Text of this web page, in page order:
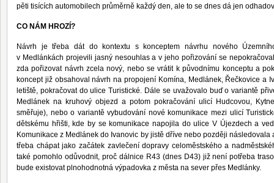
pěti tisících automobilech průměrně každý den, ale to se dnes dá jen
CO NÁM HROZÍ?
Návrh je třeba dát do kontextu s konceptem návrhu nového
v Medlánkách projevili jasný nesouhlas a v jeho pořizování se
zda pořizovat návrh zcela nový, nebo se vrátit k původnímu konceptu a
koncept již obsahoval návrh na propojení Komína, Medlánek, Řečkovice a
letiště, pokračovat do ulice Turistické. Dále se uvažovalo buď o variantě
Medlánek na kruhový objezd a potom pokračování ulicí Hudcovou,
směřuje), nebo o variantě vybudování nové komunikace mezi ulicí
dětskému hřišti, kde by se komunikace napojila do ulice V Újezdech a
Komunikace z Medlánek do Ivanovic by jistě dříve nebo později následovala
třeba chápat jako začátek zavlečení dopravy celoměstského a
také pomohlo odůvodnit, proč dálnice R43 (dnes D43) již není potřeba
bude existovat plnohodnotná výpadovka z města na sever přes Medlánky.